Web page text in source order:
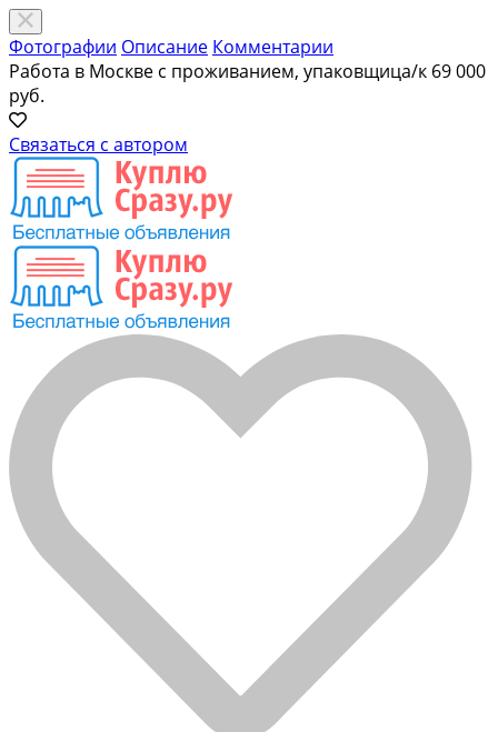
Фотографии Описание Комментарии
Работа в Москве с проживанием, упаковщица/к 69 000
руб.
Связаться с автором